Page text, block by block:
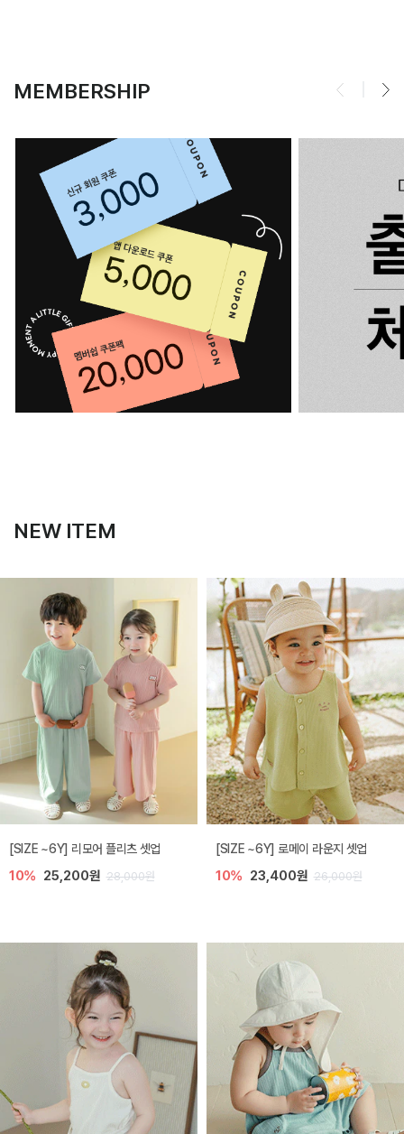
MEMBERSHIP
NEW ITEM
[SIZE ~6Y] 리모어 플리츠 셋업
10% 25,200원 28,000원
[SIZE ~6Y] 로메이 라운지 셋업
10% 23,400원 26,000원